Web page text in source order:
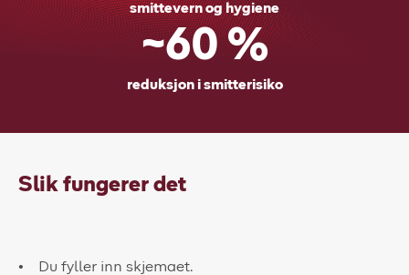
smittevern og hygiene
~60 %
reduksjon i smitterisiko
Slik fungerer det
Du fyller inn skjemaet.